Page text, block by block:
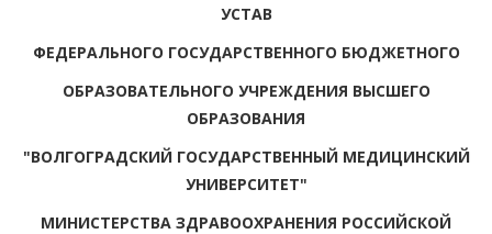
УСТАВ
ФЕДЕРАЛЬНОГО ГОСУДАРСТВЕННОГО БЮДЖЕТНОГО
ОБРАЗОВАТЕЛЬНОГО УЧРЕЖДЕНИЯ ВЫСШЕГО
ОБРАЗОВАНИЯ
"ВОЛГОГРАДСКИЙ ГОСУДАРСТВЕННЫЙ МЕДИЦИНСКИЙ
УНИВЕРСИТЕТ"
МИНИСТЕРСТВА ЗДРАВООХРАНЕНИЯ РОССИЙСКОЙ